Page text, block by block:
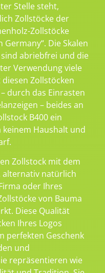
Stelle steht,
Zollstöcke der
Zollstöcke
Germany“. Die Skalen
abriebfrei und die
Verwendung viele
Zollstöcken
durch das Einrasten
– beides an
B400 ein
keinem Haushalt und
Zollstock mit dem
alternativ natürlich
oder Ihres
von Bauma
Diese Qualität
Ihres Logos
perfekten Geschenk
und
repräsentieren wie